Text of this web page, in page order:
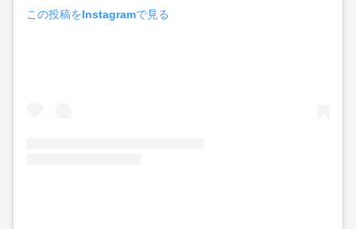
この投稿をInstagramで見る